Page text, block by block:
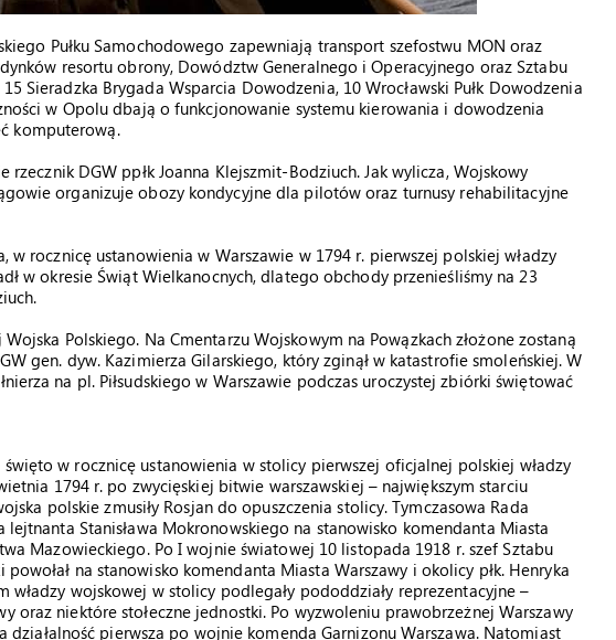
Pułku Samochodowego zapewniają transport szefostwu MON oraz
resortu obrony, Dowództw Generalnego i Operacyjnego oraz Sztabu
Sieradzka Brygada Wsparcia Dowodzenia, 10 Wrocławski Pułk Dowodzenia
w Opolu dbają o funkcjonowanie systemu kierowania i dowodzenia
komputerową.
DGW ppłk Joanna Klejszmit-Bodziuch. Jak wylicza, Wojskowy
organizuje obozy kondycyjne dla pilotów oraz turnusy rehabilitacyjne
rocznicę ustanowienia w Warszawie w 1794 r. pierwszej polskiej władzy
w okresie Świąt Wielkanocnych, dlatego obchody przenieśliśmy na 23
Polskiego. Na Cmentarzu Wojskowym na Powązkach złożone zostaną
gen. dyw. Kazimierza Gilarskiego, który zginął w katastrofie smoleńskiej. W
na pl. Piłsudskiego w Warszawie podczas uroczystej zbiórki świętować
w rocznicę ustanowienia w stolicy pierwszej oficjalnej polskiej władzy
1794 r. po zwycięskiej bitwie warszawskiej – największym starciu
polskie zmusiły Rosjan do opuszczenia stolicy. Tymczasowa Rada
lejtnanta Stanisława Mokronowskiego na stanowisko komendanta Miasta
Mazowieckiego. Po I wojnie światowej 10 listopada 1918 r. szef Sztabu
na stanowisko komendanta Miasta Warszawy i okolicy płk. Henryka
władzy wojskowej w stolicy podlegały pododdziały reprezentacyjne –
oraz niektóre stołeczne jednostki. Po wyzwoleniu prawobrzeżnej Warszawy
działalność pierwsza po wojnie komenda Garnizonu Warszawa. Natomiast